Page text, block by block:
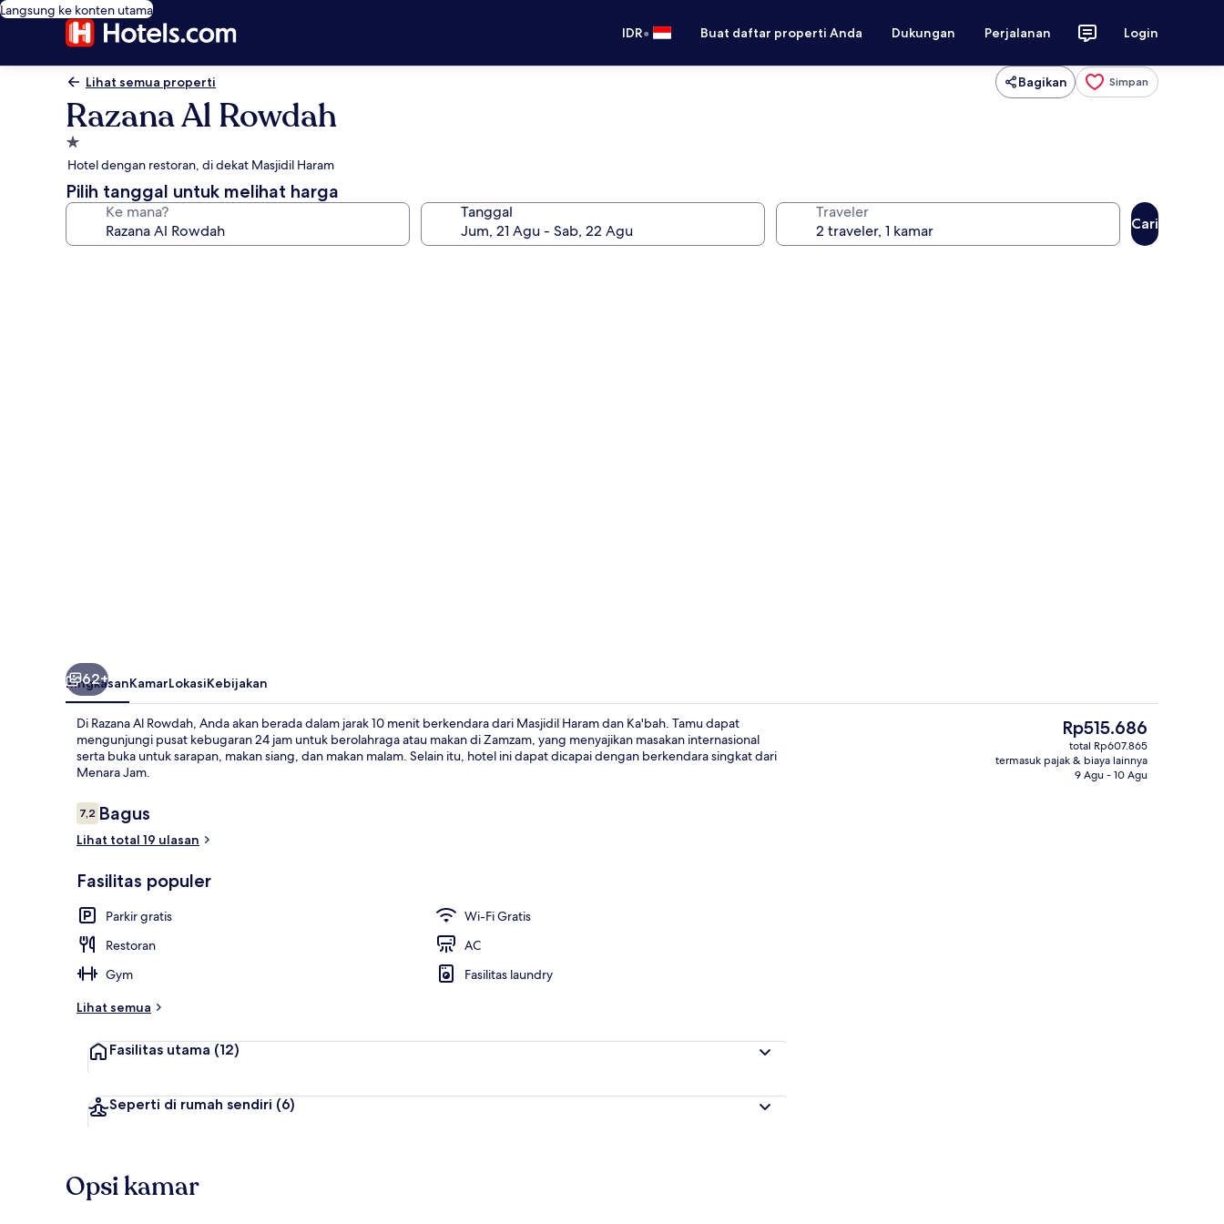
Langsung ke konten utama
IDR• Buat daftar properti Anda Dukungan Perjalanan Login
Lihat semua properti Bagikan Simpan
Razana Al Rowdah
Properti
bintang
1.0
Hotel dengan restoran, di dekat Masjidil Haram
Pilih tanggal untuk melihat harga
Ke mana? Tanggal Traveler
Cari
Kamar Double Basic untuk 1 Orang, 1 Tempat Tidur King | Pemandangan dari kamar
Aula resepsi
62+
RingkasanKamarLokasiKebijakan
Di Razana Al Rowdah, Anda akan berada dalam jarak 10 menit berkendara dari Masjidil Haram dan Ka'bah. Tamu dapat
mengunjungi pusat kebugaran 24 jam untuk berolahraga atau makan di Zamzam, yang menyajikan masakan internasional
serta buka untuk sarapan, makan siang, dan makan malam. Selain itu, hotel ini dapat dicapai dengan berkendara singkat dari
Menara Jam.
Ulasan
7,27,2 dari 10
Bagus
Lihat total 19 ulasan
Fasilitas populer
Parkir gratis
Wi-Fi Gratis
Restoran
AC
Gym
Fasilitas laundry
Lihat semua
Fasilitas utama (12)
Seperti di rumah sendiri (6)
Harga
saat
ini
Rp515.686
Rp515.686
total Rp607.865
termasuk pajak & biaya lainnya
9 Agu - 10 Agu
Opsi kamar